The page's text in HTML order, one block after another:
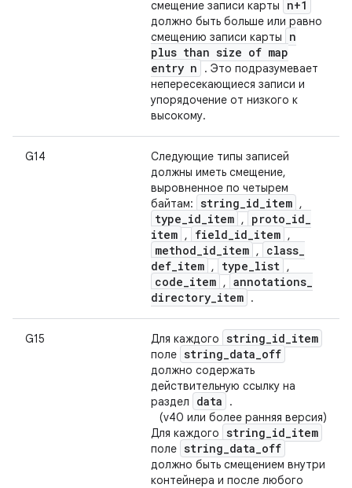
смещение записи карты n+1
должно быть больше или равно
смещению записи карты
n
plus than size of map
entry n
. Это подразумевает
непересекающиеся записи и
упорядочение от низкого к
высокому.
G14
Следующие типы записей
должны иметь смещение,
выровненное по четырем
байтам: string_id_item ,
type_id_item , proto_id_
item , field_id_item ,
method_id_item , class_
def_item , type_list ,
code_item , annotations_
directory_item .
G15 Для каждого string_id_item
поле string_data_off
должно содержать
действительную ссылку на
раздел
data
.
(v40 или более ранняя версия)
Для каждого string_id_item
поле string_data_off
должно быть смещением внутри
контейнера и после любого